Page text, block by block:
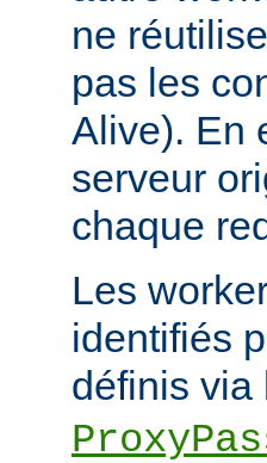
ne
pas les
Alive). En
serveur
chaque
Les
identifiés
définis via